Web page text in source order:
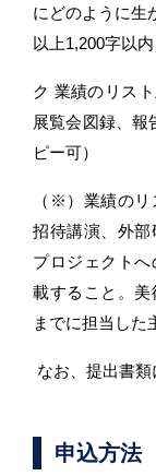
にどのように生
以上1,200字以内
ク 業績のリス
展覧会図録、報
ピー可）
（※）業績の
招待講演、外部
プロジェクト
載すること。
までに担当した
なお、提出書類
申込方法